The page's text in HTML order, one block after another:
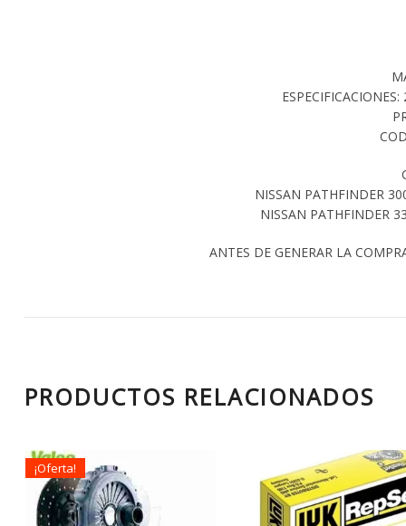
NISSAN PATHFINDER
NISSAN PATHFINDER
ANTES DE GENERAR LA
PRODUCTOS RELACIONADOS
¡Oferta!